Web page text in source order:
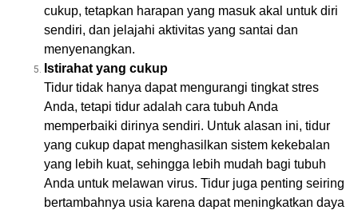
cukup, tetapkan harapan yang masuk akal untuk diri
sendiri, dan jelajahi aktivitas yang santai dan
menyenangkan.
Istirahat yang cukup
Tidur tidak hanya dapat mengurangi tingkat stres
Anda, tetapi tidur adalah cara tubuh Anda
memperbaiki dirinya sendiri. Untuk alasan ini, tidur
yang cukup dapat menghasilkan sistem kekebalan
yang lebih kuat, sehingga lebih mudah bagi tubuh
Anda untuk melawan virus. Tidur juga penting seiring
bertambahnya usia karena dapat meningkatkan daya